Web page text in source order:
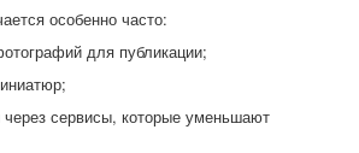
особенно часто:
для публикации;
сервисы, которые уменьшают